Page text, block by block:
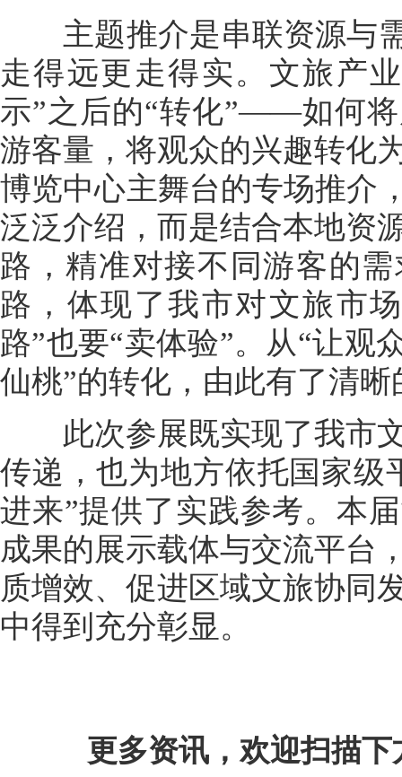
主题推介是串联资源与需
走得远更走得实。文旅产
示”之后的“转化”——如何
游客量，将观众的兴趣转化
博览中心主舞台的专场推介
泛泛介绍，而是结合本地资
路，精准对接不同游客的
路，体现了我市对文旅市
路”也要“卖体验”。从“让观
仙桃”的转化，由此有了清晰
此次参展既实现了我市文
传递，也为地方依托国家级
进来”提供了实践参考。本
成果的展示载体与交流平台
质增效、促进区域文旅协同
中得到充分彰显。
更多资讯，欢迎扫描